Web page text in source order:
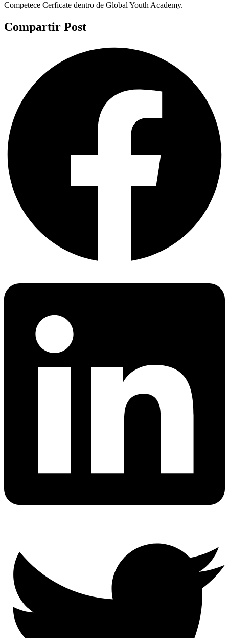
Competece Cerficate dentro de Global Youth Academy.
Compartir Post